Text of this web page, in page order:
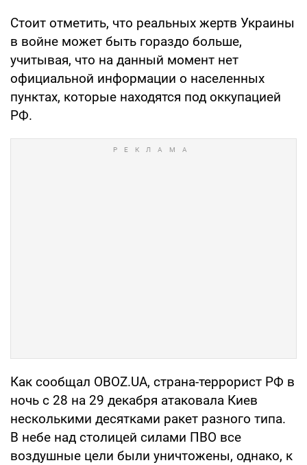
Стоит отметить, что реальных жертв Украины
в войне может быть гораздо больше,
учитывая, что на данный момент нет
официальной информации о населенных
пунктах, которые находятся под оккупацией
РФ.
Как сообщал OBOZ.UA, страна-террорист РФ в
ночь с 28 на 29 декабря атаковала Киев
несколькими десятками ракет разного типа.
В небе над столицей силами ПВО все
воздушные цели были уничтожены, однако, к